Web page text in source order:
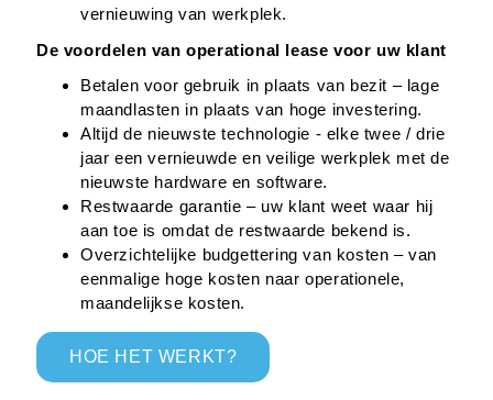
vernieuwing van werkplek.
De voordelen van operational lease voor uw klant
Betalen voor gebruik in plaats van bezit – lage
maandlasten in plaats van hoge investering.
Altijd de nieuwste technologie - elke twee / drie
jaar een vernieuwde en veilige werkplek met de
nieuwste hardware en software.
Restwaarde garantie – uw klant weet waar hij
aan toe is omdat de restwaarde bekend is.
Overzichtelijke budgettering van kosten – van
eenmalige hoge kosten naar operationele,
maandelijkse kosten.
HOE HET WERKT?